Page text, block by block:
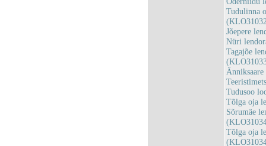
Tudulinna
Jõepere
Nüri
Tagajõe
Tudusoo
Tõlga oja
Sõrumäe
Tõlga oja